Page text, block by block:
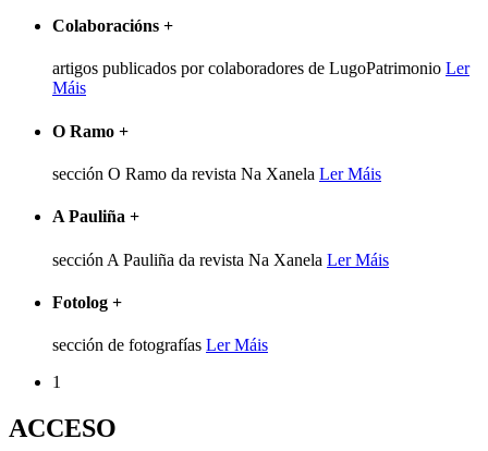
Colaboracións +
artigos publicados por colaboradores de LugoPatrimonio Ler
Máis
O Ramo +
sección O Ramo da revista Na Xanela Ler Máis
A Pauliña +
sección A Pauliña da revista Na Xanela Ler Máis
Fotolog +
sección de fotografías Ler Máis
1
ACCESO